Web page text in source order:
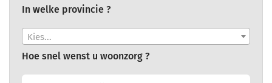
In welke provincie ?
Kies...
Hoe snel wenst u woonzorg ?